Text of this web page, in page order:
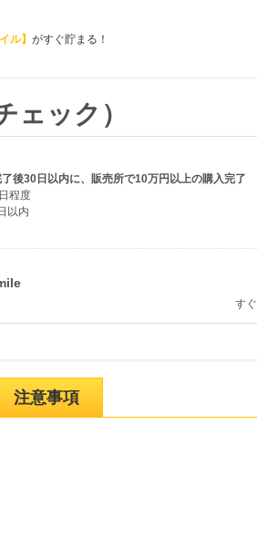
ル】 がすぐ貯まる！
ック）
後30日以内に、販売所で10万円以上の購入完了
程度
以内
す
注意事項